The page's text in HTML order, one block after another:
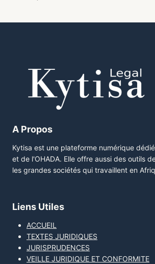
A Propos
Kytisa est une plateforme numérique
et de l'OHADA. Elle offre aussi des outils
les grandes sociétés qui travaillent en
Liens Utiles
ACCUEIL
TEXTES JURIDIQUES
JURISPRUDENCES
VEILLE JURIDIQUE ET CONFORMITE